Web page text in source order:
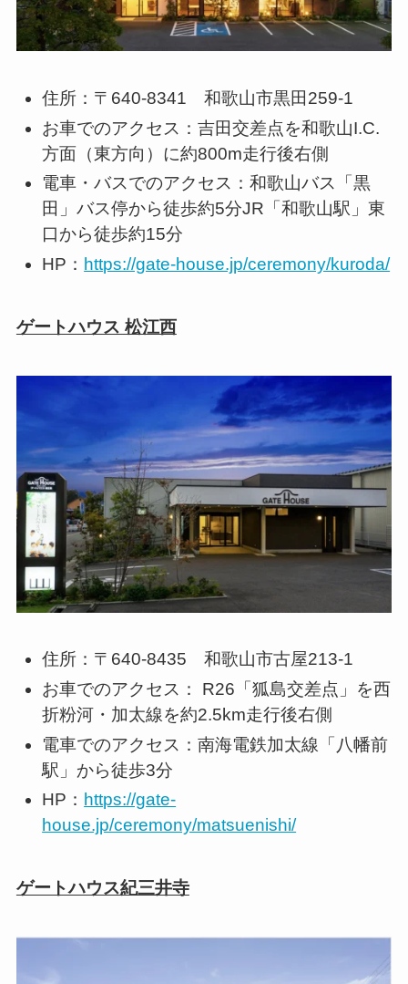
住所：〒640-8341 和歌山市黒田259-1
お車でのアクセス：吉田交差点を和歌山I.C.
方面（東方向）に約800m走行後右側
電車・バスでのアクセス：和歌山バス「黒
田」バス停から徒歩約5分JR「和歌山駅」東
口から徒歩約15分
HP： https://gate-house.jp/ceremony/kuroda/
ゲートハウス 松江西
住所：〒640-8435 和歌山市古屋213-1
お車でのアクセス： R26「狐島交差点」を西
折粉河・加太線を約2.5km走行後右側
電車でのアクセス：南海電鉄加太線「八幡前
駅」から徒歩3分
HP： https://gate-
house.jp/ceremony/matsuenishi/
ゲートハウス紀三井寺